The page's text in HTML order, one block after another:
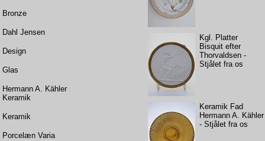
Bronze
Dahl Jensen
Design
Glas
Hermann A. Kähler
Keramik
Keramik
Porcelæn Varia
Kgl. Platter
Bisquit efter
Thorvaldsen -
Stjålet fra os
Keramik Fad
Hermann A. Kähler
- Stjålet fra os